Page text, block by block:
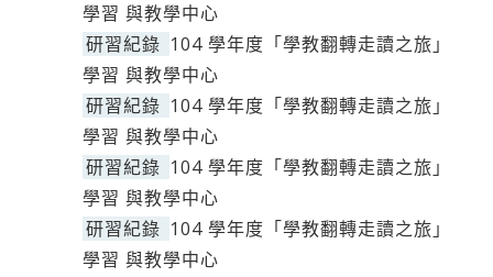
學習 與教學中心
研習紀錄 104 學年度「學教翻轉走讀之旅」
學習 與教學中心
研習紀錄 104 學年度「學教翻轉走讀之旅」
學習 與教學中心
研習紀錄 104 學年度「學教翻轉走讀之旅」
學習 與教學中心
研習紀錄 104 學年度「學教翻轉走讀之旅」
學習 與教學中心